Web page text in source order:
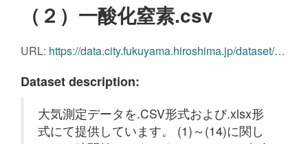
（２）一酸化窒素.csv
URL: https://data.city.fukuyama.hiroshima.jp/dataset/8cd6128a-7dc8-496c-b2eb-0fdcd7569720/resource/85fced45-9cd1-46cd-91c4-76ba7afdd01f/download/j342020_02-no.csv
Dataset description:
大気測定データを.CSV形式および.xlsx形
式にて提供しています。 (1)～(14)に関し